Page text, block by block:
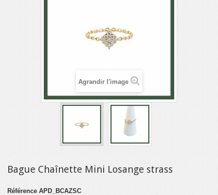
Agrandir l'image
Bague Chaînette Mini Losange strass
Référence APD_BCAZSC